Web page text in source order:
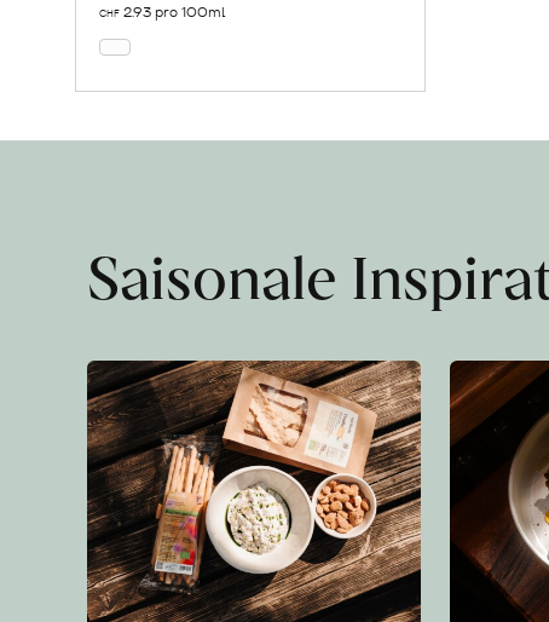
CHF 2.93 pro 100ml
Saisonale